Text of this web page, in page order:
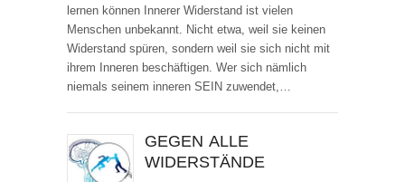
lernen können Innerer Widerstand ist vielen
Menschen unbekannt. Nicht etwa, weil sie keinen
Widerstand spüren, sondern weil sie sich nicht mit
ihrem Inneren beschäftigen. Wer sich nämlich
niemals seinem inneren SEIN zuwendet,…
GEGEN ALLE
WIDERSTÄNDE